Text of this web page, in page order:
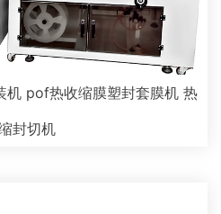
机 pof热收缩膜塑封套膜机 热
封切机